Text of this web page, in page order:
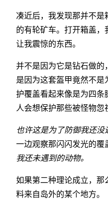
凑近后，我发现那并不
的有轮矿车。打开箱盖
让我震惊的东西。
并不是因为它是钻石做的
是因为这套盔甲竟然不
护覆盖看起来像是为四条
人会想保护那些被怪物忽
也许这是为了防御我还没
一边观察那闪闪发光的覆
我还未遇到的动物。
如果第二种理论成立，那
料来自岛外的某个地方。